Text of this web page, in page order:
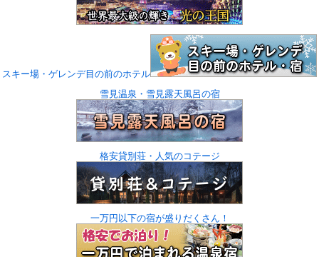
スキー場・ゲレンデ目の前のホテル
雪見温泉・雪見露天風呂の宿
格安貸別荘・人気のコテージ
一万円以下の宿が盛りだくさん！